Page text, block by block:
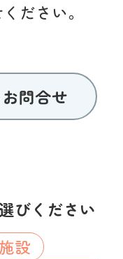
ださい。
問合せ
びください
設